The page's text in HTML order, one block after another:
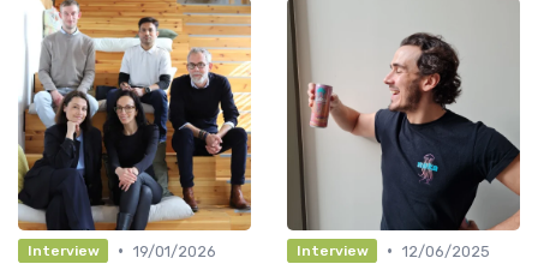
Interview • 19/01/2026
Interview • 12/06/2025